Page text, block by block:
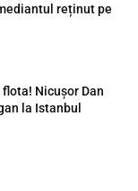
reținut pe
Nicușor Dan
la Istanbul